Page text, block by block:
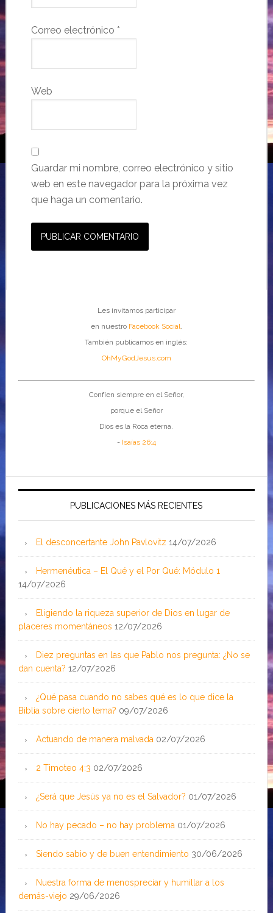
Correo electrónico *
Web
Guardar mi nombre, correo electrónico y sitio
web en este navegador para la próxima vez
que haga un comentario.
Les invitamos participar
en nuestro Facebook Social.
También publicamos en inglés:
OhMyGodJesus.com
Confíen siempre en el Señor,
porque el Señor
Dios es la Roca eterna.
- Isaías 26:4
PUBLICACIONES MÁS RECIENTES
El desconcertante John Pavlovitz 14/07/2026
Hermenéutica – El Qué y el Por Qué: Módulo 1
14/07/2026
Eligiendo la riqueza superior de Dios en lugar de
placeres momentáneos 12/07/2026
Diez preguntas en las que Pablo nos pregunta: ¿No se
dan cuenta? 12/07/2026
¿Qué pasa cuando no sabes qué es lo que dice la
Biblia sobre cierto tema? 09/07/2026
Actuando de manera malvada 02/07/2026
2 Timoteo 4:3 02/07/2026
¿Será que Jesús ya no es el Salvador? 01/07/2026
No hay pecado – no hay problema 01/07/2026
Siendo sabio y de buen entendimiento 30/06/2026
Nuestra forma de menospreciar y humillar a los
demás-viejo 29/06/2026